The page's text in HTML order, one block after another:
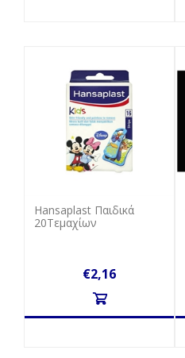
Hansaplast Παιδικά
20Τεμαχίων
€2,16